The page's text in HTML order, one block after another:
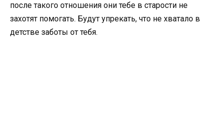
после такого отношения они тебе в старости не
захотят помогать. Будут упрекать, что не хватало в
детстве заботы от тебя.